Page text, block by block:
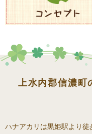
上水内郡信濃
ハナアカリは黒姫駅より徒